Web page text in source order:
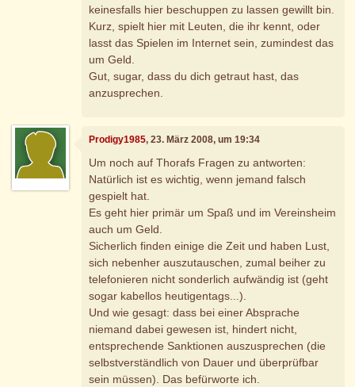
keinesfalls hier beschuppen zu lassen gewillt bin.
Kurz, spielt hier mit Leuten, die ihr kennt, oder
lasst das Spielen im Internet sein, zumindest das
um Geld.
Gut, sugar, dass du dich getraut hast, das
anzusprechen.
Prodigy1985, 23. März 2008, um 19:34
Um noch auf Thorafs Fragen zu antworten:
Natürlich ist es wichtig, wenn jemand falsch
gespielt hat.
Es geht hier primär um Spaß und im Vereinsheim
auch um Geld.
Sicherlich finden einige die Zeit und haben Lust,
sich nebenher auszutauschen, zumal beiher zu
telefonieren nicht sonderlich aufwändig ist (geht
sogar kabellos heutigentags...).
Und wie gesagt: dass bei einer Absprache
niemand dabei gewesen ist, hindert nicht,
entsprechende Sanktionen auszusprechen (die
selbstverständlich von Dauer und überprüfbar
sein müssen). Das befürworte ich.